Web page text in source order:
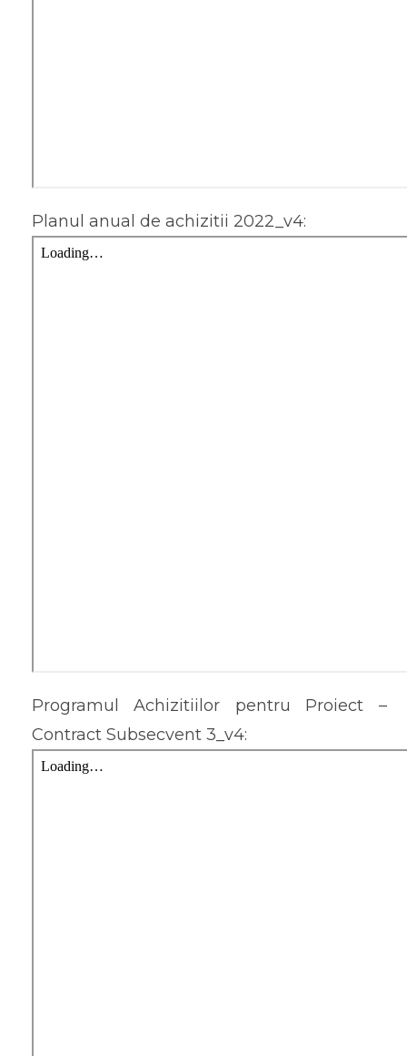
Planul anual de achizitii 2022_v4:
Programul Achizitiilor pentru Proiect –
Contract Subsecvent 3_v4: